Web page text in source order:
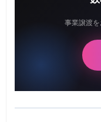
事業譲渡